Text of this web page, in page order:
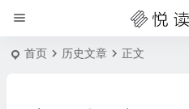
首页 历史文章 正文